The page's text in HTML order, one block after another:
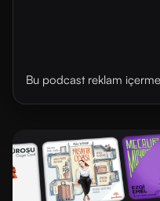
Bu podcast reklam